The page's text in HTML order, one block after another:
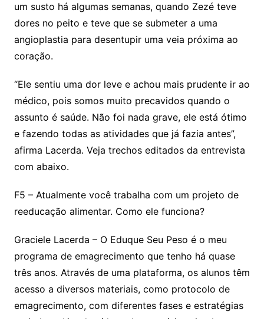
um susto há algumas semanas, quando Zezé teve
dores no peito e teve que se submeter a uma
angioplastia para desentupir uma veia próxima ao
coração.
“Ele sentiu uma dor leve e achou mais prudente ir ao
médico, pois somos muito precavidos quando o
assunto é saúde. Não foi nada grave, ele está ótimo
e fazendo todas as atividades que já fazia antes”,
afirma Lacerda. Veja trechos editados da entrevista
com abaixo.
F5 – Atualmente você trabalha com um projeto de
reeducação alimentar. Como ele funciona?
Graciele Lacerda – O Eduque Seu Peso é o meu
programa de emagrecimento que tenho há quase
três anos. Através de uma plataforma, os alunos têm
acesso a diversos materiais, como protocolo de
emagrecimento, com diferentes fases e estratégias